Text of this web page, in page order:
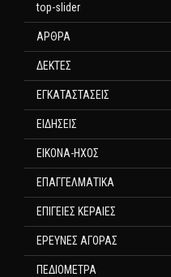
top-slider
ΑΡΘΡΑ
ΔΕΚΤΕΣ
ΕΓΚΑΤΑΣΤΑΣΕΙΣ
ΕΙΔΗΣΕΙΣ
ΕΙΚΟΝΑ-ΗΧΟΣ
ΕΠΑΓΓΕΛΜΑΤΙΚΑ
ΕΠΙΓΕΙΕΣ ΚΕΡΑΙΕΣ
ΕΡΕΥΝΕΣ ΑΓΟΡΑΣ
ΠΕΔΙΟΜΕΤΡΑ